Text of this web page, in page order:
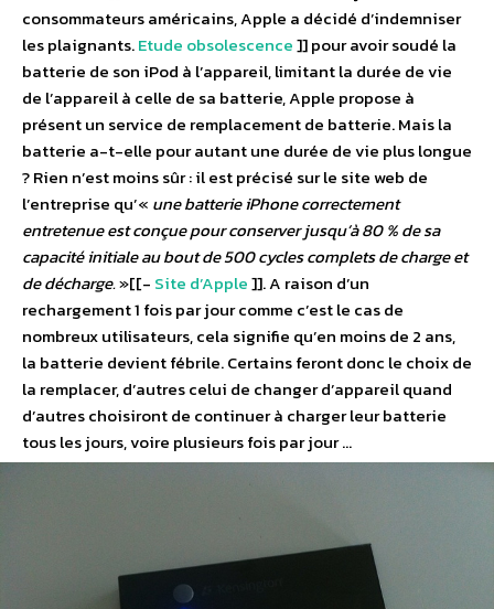
consommateurs américains, Apple a décidé d’indemniser
les plaignants.Etude obsolescence]] pour avoir soudé la
batterie de son iPod à l’appareil, limitant la durée de vie
de l’appareil à celle de sa batterie, Apple propose à
présent un service de remplacement de batterie. Mais la
batterie a-t-elle pour autant une durée de vie plus longue
? Rien n’est moins sûr : il est précisé sur le site web de
l’entreprise qu’« une batterie iPhone correctement
entretenue est conçue pour conserver jusqu’à 80 % de sa
capacité initiale au bout de 500 cycles complets de charge et
de décharge.»[[- Site d’Apple]]. A raison d’un
rechargement 1 fois par jour comme c’est le cas de
nombreux utilisateurs, cela signifie qu’en moins de 2 ans,
la batterie devient fébrile. Certains feront donc le choix de
la remplacer, d’autres celui de changer d’appareil quand
d’autres choisiront de continuer à charger leur batterie
tous les jours, voire plusieurs fois par jour …